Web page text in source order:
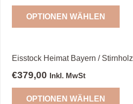
OPTIONEN WÄHLEN
Eisstock Heimat Bayern / Stirnholz
€379,00 Inkl. MwSt
OPTIONEN WÄHLEN